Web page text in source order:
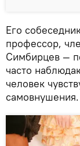
Его
профессор,
Симбирцев —
часто
человек
самовнушения.